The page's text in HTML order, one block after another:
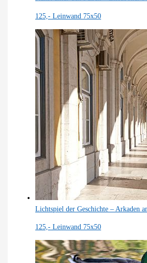
125,- Leinwand 75x50
Lichtspiel der Geschichte – Arkaden
125,- Leinwand 75x50